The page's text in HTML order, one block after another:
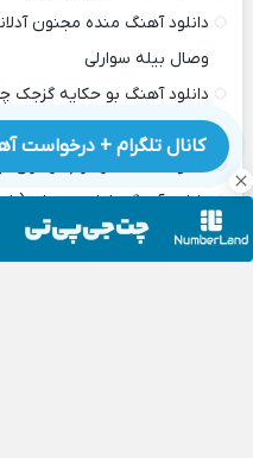
دانلود آهنگ منده مجنون
وصال بیله سوارلی
دانلود آهنگ بو حکایه گزجک
دانلود آهنگ شهناز (شهنازلی
دانلود آهنگ یامان سوملی
نفس تورکای
کانال تلگرام + درخواست